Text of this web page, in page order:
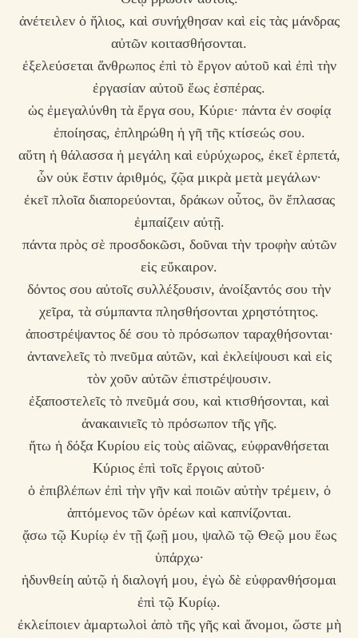
ἀνέτειλεν ὁ ἥλιος, καὶ συνήχθησαν καὶ εἰς τὰς μάνδρας
αὐτῶν κοιτασθήσονται.
ἐξελεύσεται ἄνθρωπος ἐπὶ τὸ ἔργον αὐτοῦ καὶ ἐπὶ τὴν
ἐργασίαν αὐτοῦ ἕως ἑσπέρας.
ὡς ἐμεγαλύνθη τὰ ἔργα σου, Κύριε· πάντα ἐν σοφίᾳ
ἐποίησας, ἐπληρώθη ἡ γῆ τῆς κτίσεώς σου.
αὕτη ἡ θάλασσα ἡ μεγάλη καὶ εὐρύχωρος, ἐκεῖ ἑρπετά,
ὧν οὐκ ἔστιν ἀριθμός, ζῷα μικρὰ μετὰ μεγάλων·
ἐκεῖ πλοῖα διαπορεύονται, δράκων οὗτος, ὃν ἔπλασας
ἐμπαίζειν αὐτῇ.
πάντα πρὸς σὲ προσδοκῶσι, δοῦναι τὴν τροφὴν αὐτῶν
εἰς εὔκαιρον.
δόντος σου αὐτοῖς συλλέξουσιν, ἀνοίξαντός σου τὴν
χεῖρα, τὰ σύμπαντα πλησθήσονται χρηστότητος.
ἀποστρέψαντος δέ σου τὸ πρόσωπον ταραχθήσονται·
ἀντανελεῖς τὸ πνεῦμα αὐτῶν, καὶ ἐκλείψουσι καὶ εἰς
τὸν χοῦν αὐτῶν ἐπιστρέψουσιν.
ἐξαποστελεῖς τὸ πνεῦμά σου, καὶ κτισθήσονται, καὶ
ἀνακαινιεῖς τὸ πρόσωπον τῆς γῆς.
ἤτω ἡ δόξα Κυρίου εἰς τοὺς αἰῶνας, εὐφρανθήσεται
Κύριος ἐπὶ τοῖς ἔργοις αὐτοῦ·
ὁ ἐπιβλέπων ἐπὶ τὴν γῆν καὶ ποιῶν αὐτὴν τρέμειν, ὁ
ἁπτόμενος τῶν ὀρέων καὶ καπνίζονται.
ᾄσω τῷ Κυρίῳ ἐν τῇ ζωῇ μου, ψαλῶ τῷ Θεῷ μου ἕως
ὑπάρχω·
ἡδυνθείη αὐτῷ ἡ διαλογή μου, ἐγὼ δὲ εὐφρανθήσομαι
ἐπὶ τῷ Κυρίῳ.
ἐκλείποιεν ἁμαρτωλοὶ ἀπὸ τῆς γῆς καὶ ἄνομοι, ὥστε μὴ